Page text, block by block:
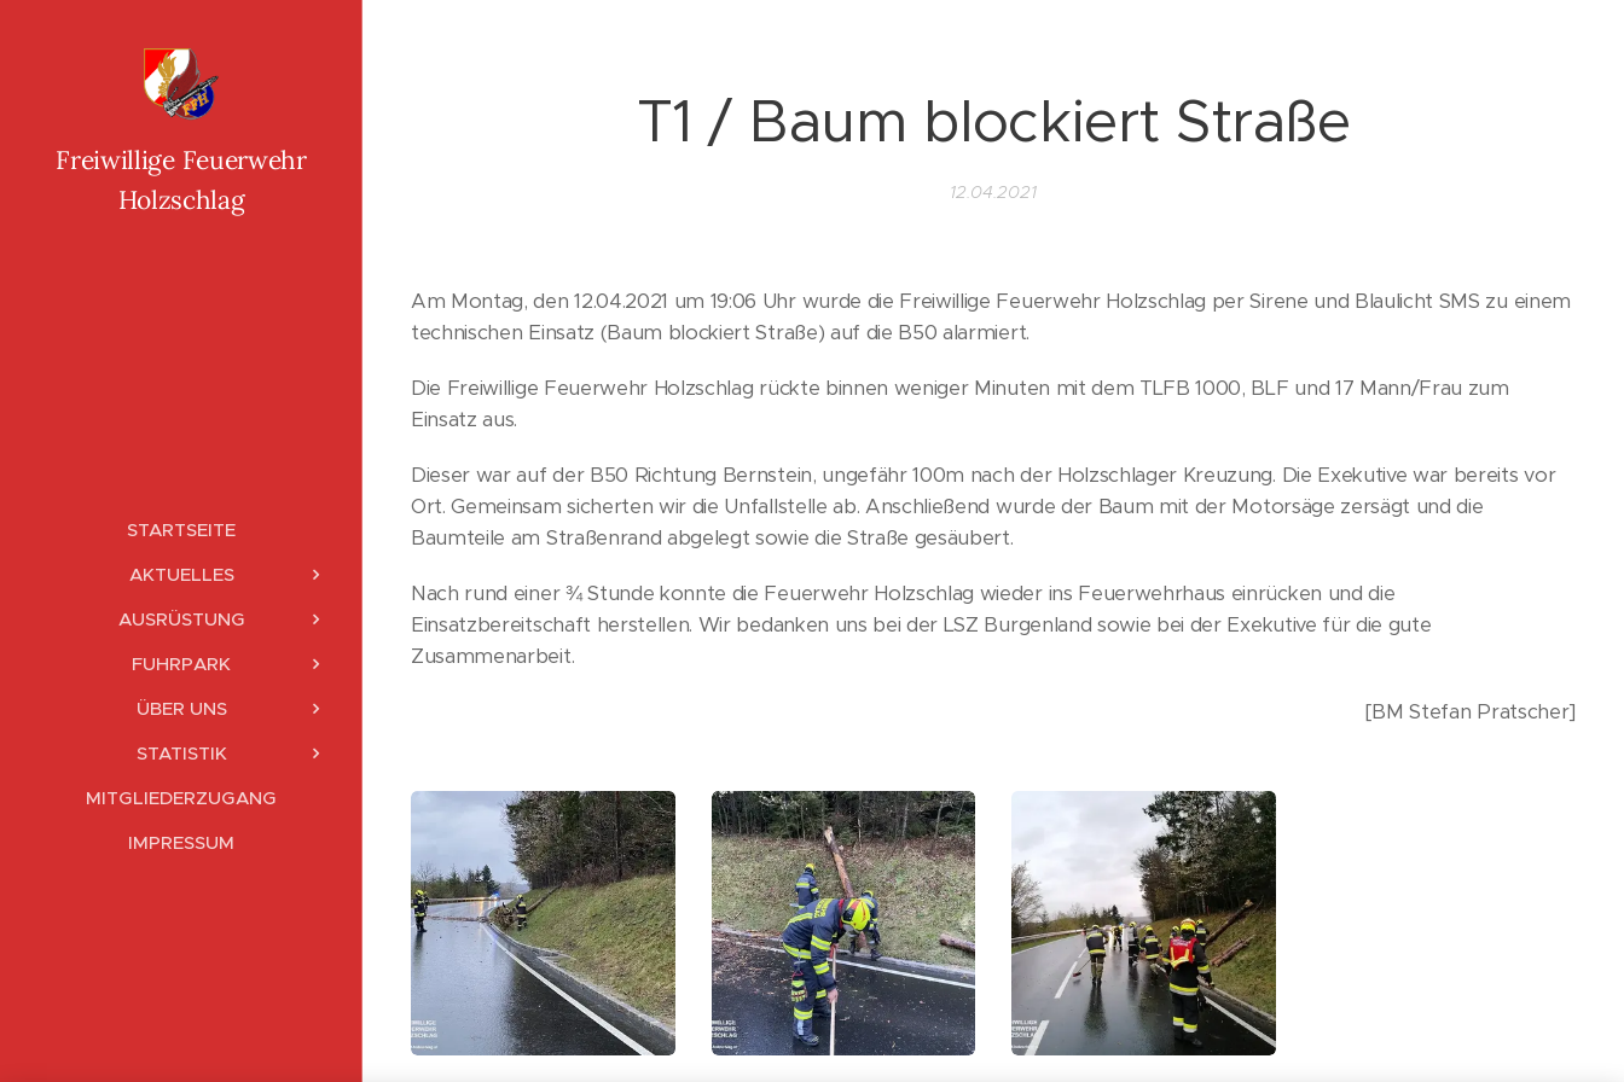
Freiwillige Feuerwehr
Holzschlag
STARTSEITE
AKTUELLES
AUSRÜSTUNG
FUHRPARK
ÜBER UNS
STATISTIK
MITGLIEDERZUGANG
IMPRESSUM
T1 / Baum blockiert Straße
12.04.2021
Am Montag, den 12.04.2021 um 19:06 Uhr wurde die Freiwillige Feuerwehr Holzschlag per Sirene und Blaulicht SMS zu einem
technischen Einsatz (Baum blockiert Straße) auf die B50 alarmiert.
Die Freiwillige Feuerwehr Holzschlag rückte binnen weniger Minuten mit dem TLFB 1000, BLF und 17 Mann/Frau zum
Einsatz aus.
Dieser war auf der B50 Richtung Bernstein, ungefähr 100m nach der Holzschlager Kreuzung. Die Exekutive war bereits vor
Ort. Gemeinsam sicherten wir die Unfallstelle ab. Anschließend wurde der Baum mit der Motorsäge zersägt und die
Baumteile am Straßenrand abgelegt sowie die Straße gesäubert.
Nach rund einer ¾ Stunde konnte die Feuerwehr Holzschlag wieder ins Feuerwehrhaus einrücken und die
Einsatzbereitschaft herstellen. Wir bedanken uns bei der LSZ Burgenland sowie bei der Exekutive für die gute
Zusammenarbeit.
[BM Stefan Pratscher]